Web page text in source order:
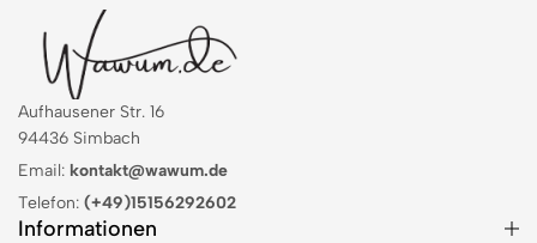
Aufhausener Str. 16
94436 Simbach
Email: kontakt@wawum.de
Telefon: (+49)15156292602
Informationen